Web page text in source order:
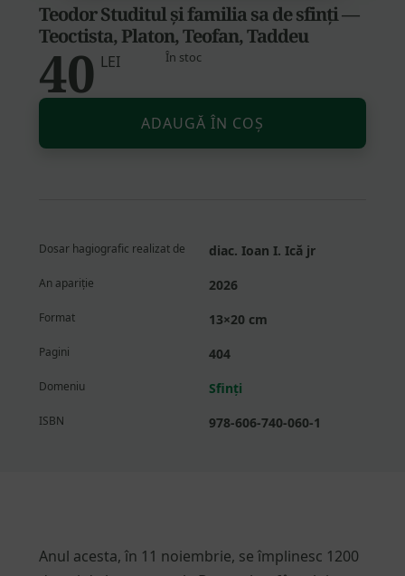
Teodor Studitul și familia sa de sfinți —
Teoctista, Platon, Teofan, Taddeu
40 LEI În stoc
Cantitate
Studitul
—
Platon,
Teofan,
ADAUGĂ ÎN COȘ
Dosar hagiografic realizat de diac. Ioan I. Ică jr
An apariție 2026
Format 13×20 cm
Pagini 404
Domeniu Sfinți
ISBN 978-606-740-060-1
Anul acesta, în 11 noiembrie, se împlinesc 1200